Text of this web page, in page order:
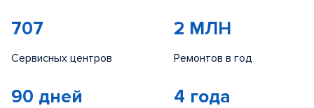
707
Сервисных центров
2 МЛН
Ремонтов в год
90 дней 4 года